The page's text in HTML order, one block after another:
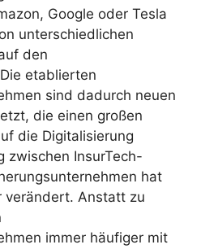
Google oder Tesla
unterschiedlichen
den
etablierten
sind dadurch neuen
die einen großen
die Digitalisierung
zwischen InsurTech-
hat
verändert. Anstatt zu
immer häufiger mit